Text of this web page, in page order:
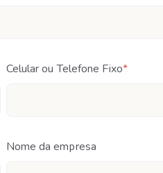
Celular ou Telefone Fixo*
Nome da empresa